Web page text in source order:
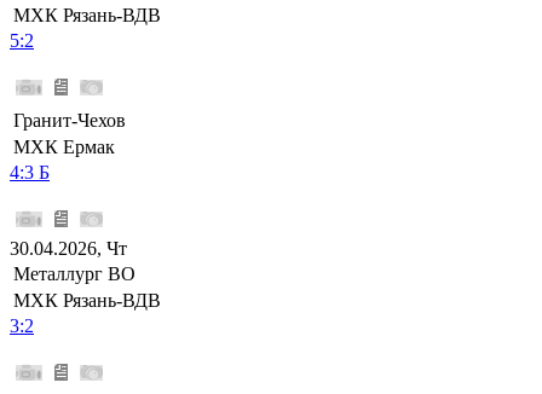
МХК Рязань-ВДВ
5:2
Гранит-Чехов
МХК Ермак
4:3 Б
30.04.2026, Чт
Металлург ВО
МХК Рязань-ВДВ
3:2